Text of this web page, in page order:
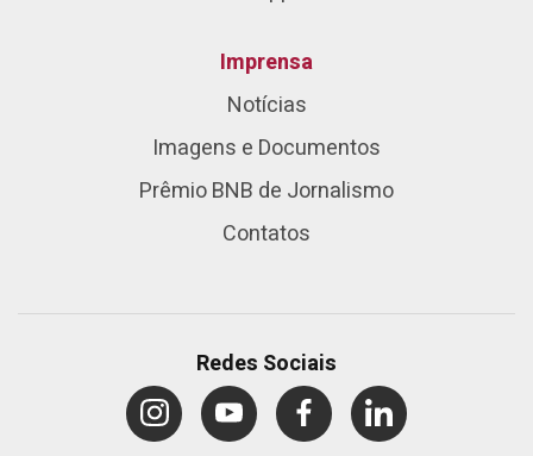
Imprensa
Notícias
Imagens e Documentos
Prêmio BNB de Jornalismo
Contatos
Redes Sociais